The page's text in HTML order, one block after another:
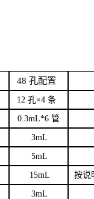
48 孔配置
12 孔×4 条
0.3mL*6 管
3mL
5mL
15mL 按说
3mL